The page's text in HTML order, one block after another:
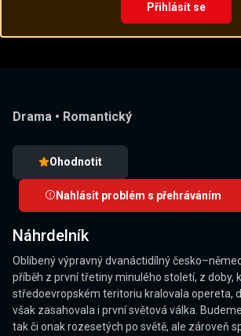
Přihlásit se
Drama • Romantický
Ohodnotit
Nahlásit problém s přehráváním
Náhrdelník
Oblíbený výpravný dvanáctidílný
příběh z první třetiny minulého století, z doby,
středoevropském teritoriu kralovala opereta,
však zasahovala i první světová válka.
tak či onak rozesetých po světě, ale zároveň